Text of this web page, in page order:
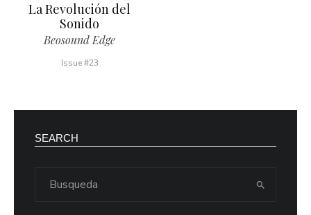
La Revolución del
Sonido
Beosound Edge
Issue #23
SEARCH